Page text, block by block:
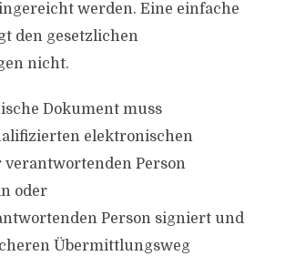
werden. Eine einfache
den gesetzlichen
nicht.
Dokument muss
elektronischen
verantwortenden Person
oder
Person signiert und
Übermittlungsweg